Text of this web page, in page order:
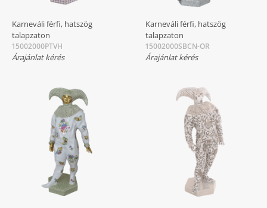
Karneváli férfi, hatszög
talapzaton
15002000PTVH
Árajánlat kérés
Karneváli férfi, hatszög
talapzaton
15002000SBCN-OR
Árajánlat kérés